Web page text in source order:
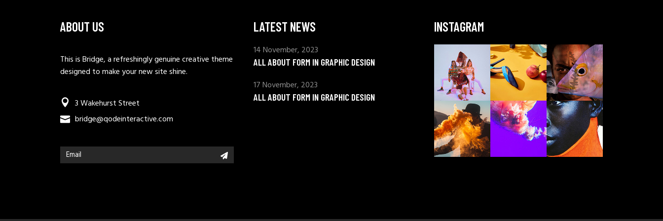
ABOUT US
This is Bridge, a refreshingly genuine creative theme
designed to make your new site shine.
3 Wakehurst Street
bridge@qodeinteractive.com
LATEST NEWS
ALL ABOUT FORM IN GRAPHIC DESIGN
14 November, 2023
ALL ABOUT FORM IN GRAPHIC DESIGN
17 November, 2023
INSTAGRAM